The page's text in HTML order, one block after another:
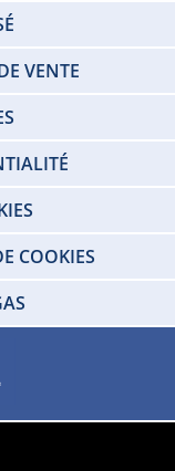
VENTE
COOKIES